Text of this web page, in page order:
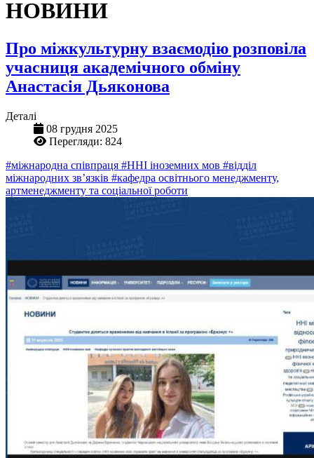
НОВИНИ
Про міжкультурну взаємодію розповіла
учасниця академічного обміну
Анастасія Дьяконова
Деталі
08 грудня 2025
Перегляди: 824
#міжнародна співпраця #ННІ іноземних мов #відділ
міжнародних зв’язків #кафедра освітнього менеджменту,
артменеджменту та соціальної роботи